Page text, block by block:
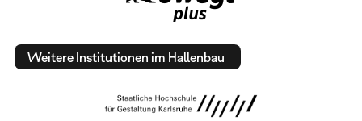
Weitere Institutionen im Hallenbau